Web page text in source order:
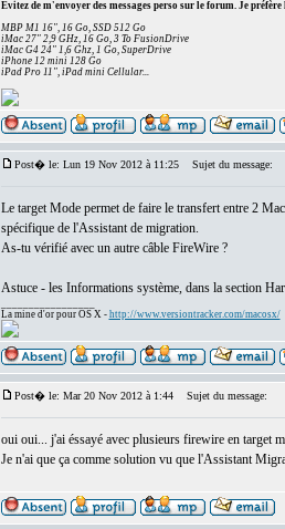
Evitez de m'envoyer des messages perso sur le forum. Je préfère
MBP M1 16", 16 Go, SSD 512 Go
iMac 27" 2,9 GHz, 16 Go, 3 To FusionDrive
iMac G4 24" 1,6 Ghz, 1 Go, SuperDrive
iPhone 12 mini 128 Go
iPad Pro 11", iPad mini Cellular...
Post� le: Lun 19 Nov 2012 à 11:25 Sujet du message:
Le target Mode permet de faire le transfert entre 2
spécifique de l'Assistant de migration.
As-tu vérifié avec un autre câble FireWire ?
Astuce - les Informations système, dans la section
La mine d'or pour OS X - http://www.versiontracker.com/macosx/
Post� le: Mar 20 Nov 2012 à 1:44 Sujet du message:
oui oui... j'ai éssayé avec plusieurs firewire en target
Je n'ai que ça comme solution vu que l'Assistant